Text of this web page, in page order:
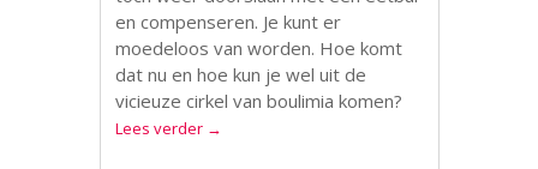
en compenseren. Je kunt er
moedeloos van worden. Hoe komt
dat nu en hoe kun je wel uit de
vicieuze cirkel van boulimia komen?
Lees verder →